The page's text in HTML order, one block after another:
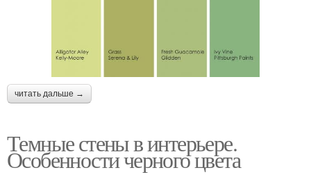
читать дальше →
Темные стены в интерьере.
Особенности черного цвета